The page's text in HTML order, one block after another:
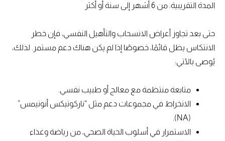
المدة التقريبية: من 6 أشهر إلى سنة أو أكثر
حتى بعد تجاوز أعراض الانسحاب والتأهيل النفسي، فإن خطر
الانتكاس يظل قائمًا، خصوصًا إذا لم يكن هناك دعم مستمر. لذلك،
يُوصى بالآتي:
متابعة منتظمة مع معالج أو طبيب نفسي.
الانخراط في مجموعات دعم مثل “ناركوتيكس أنونيمس”
الاستمرار في أسلوب الحياة الصحي، من رياضة وغذاء